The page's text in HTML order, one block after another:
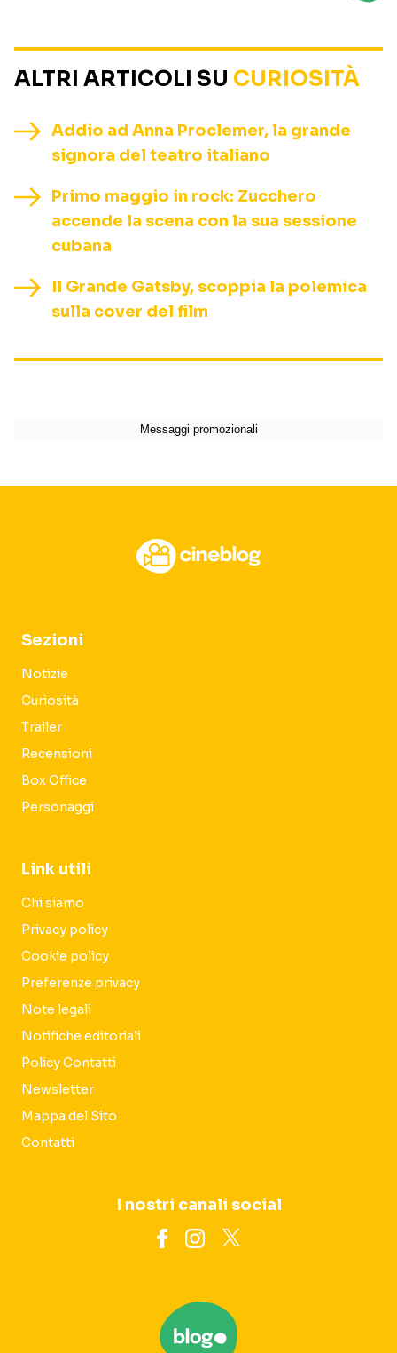
ALTRI ARTICOLI SU CURIOSITÀ
Addio ad Anna Proclemer, la grande
signora del teatro italiano
Primo maggio in rock: Zucchero
accende la scena con la sua sessione
cubana
Il Grande Gatsby, scoppia la polemica
sulla cover del film
Sezioni
Notizie
Curiosità
Trailer
Recensioni
Box Office
Personaggi
Link utili
Chi siamo
Privacy policy
Cookie policy
Preferenze privacy
Note legali
Notifiche editoriali
Policy Contatti
Newsletter
Mappa del Sito
Contatti
I nostri canali social